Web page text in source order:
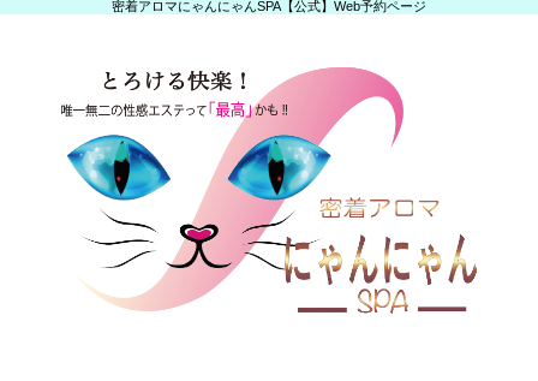
密着アロマにゃんにゃんSPA【公式】Web予約ページ